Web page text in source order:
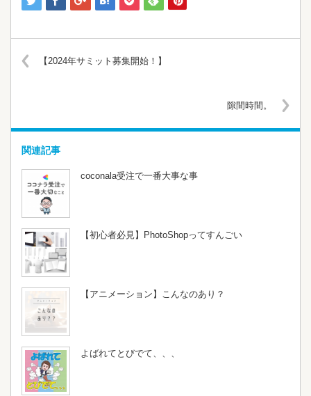
【2024年サミット募集開始！】
隙間時間。
関連記事
coconala受注で一番大事な事
【初心者必見】PhotoShopってすんごい
【アニメーション】こんなのあり？
よばれてとびでて、、、